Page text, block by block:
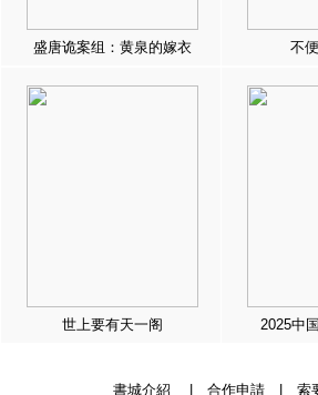
盛唐诡案组：黄泉的嫁衣 不
世上要有天一阁 2025中
書城介紹 合作申請| 索